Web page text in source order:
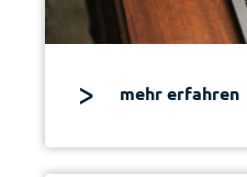
mehr erfahren